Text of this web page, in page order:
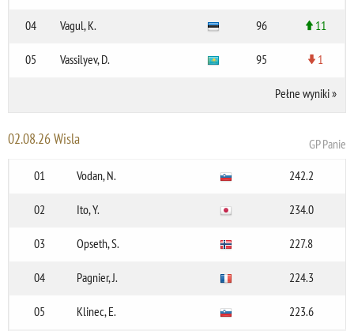
04 Vagul, K. 96 11
05 Vassilyev, D. 95 1
Pełne wyniki»
02.08.26 Wisla
GP Panie
01
Vodan, N. 242.2
02 Ito, Y. 234.0
03 Opseth, S. 227.8
04 Pagnier, J. 224.3
05 Klinec, E. 223.6